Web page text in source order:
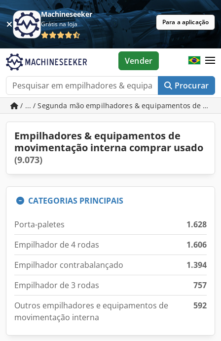
Machineseeker
Grátis na loja Para a aplicação
Procurar
Vender
/ ... / Segunda mão empilhadores & equipamentos de
Empilhadores & equipamentos de
movimentação interna comprar usado
(9.073)
CATEGORIAS PRINCIPAIS
Porta-paletes
1.628
Empilhador de 4 rodas
1.606
Empilhador contrabalançado
1.394
Empilhador de 3 rodas
757
Outros empilhadores e equipamentos de
movimentação interna
592